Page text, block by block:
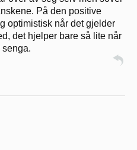
På den positive
optimistisk når det gjelder
det hjelper bare så lite når
senga.